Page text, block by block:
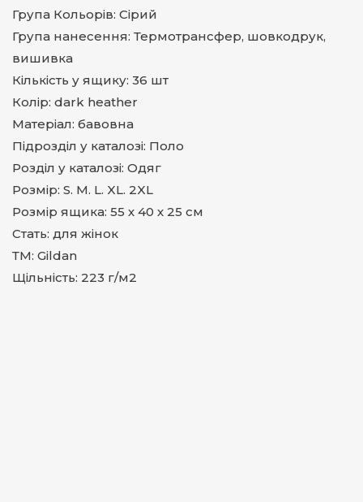
Група Кольорів: Сірий
Група нанесення: Термотрансфер, шовкодрук,
вишивка
Кількість у ящику: 36 шт
Колір: dark heather
Матеріал: бавовна
Підрозділ у каталозі: Поло
Розділ у каталозі: Одяг
Розмір: S. M. L. XL. 2XL
Розмір ящика: 55 х 40 х 25 см
Стать: для жінок
ТМ: Gildan
Щільність: 223 г/м2